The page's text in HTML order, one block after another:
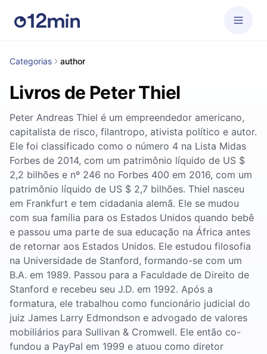
Categorias author
Livros de Peter Thiel
Peter Andreas Thiel é um empreendedor americano,
capitalista de risco, filantropo, ativista político e autor.
Ele foi classificado como o número 4 na Lista Midas
Forbes de 2014, com um patrimônio líquido de US $
2,2 bilhões e nº 246 no Forbes 400 em 2016, com um
patrimônio líquido de US $ 2,7 bilhões. Thiel nasceu
em Frankfurt e tem cidadania alemã. Ele se mudou
com sua família para os Estados Unidos quando bebê
e passou uma parte de sua educação na África antes
de retornar aos Estados Unidos. Ele estudou filosofia
na Universidade de Stanford, formando-se com um
B.A. em 1989. Passou para a Faculdade de Direito de
Stanford e recebeu seu J.D. em 1992. Após a
formatura, ele trabalhou como funcionário judicial do
juiz James Larry Edmondson e advogado de valores
mobiliários para Sullivan & Cromwell. Ele então co-
fundou a PayPal em 1999 e atuou como diretor